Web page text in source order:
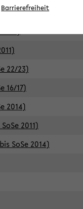
22/23)
16/17)
2014)
2011)
SoSe 2014)
Barrierefreiheit